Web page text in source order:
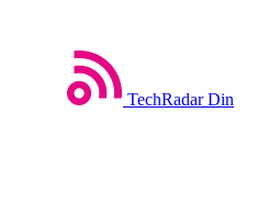
TechRadar Din